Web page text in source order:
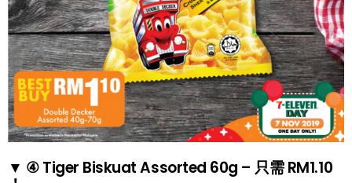
▼ ④ Tiger Biskuat Assorted 60g – 只需 RM1.10